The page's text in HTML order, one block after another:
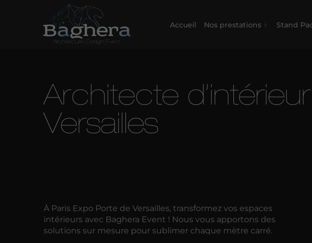
Accueil Nos prestations Stand
Architecte
Versailles
À Paris Expo Porte de Versailles, transformez vos espaces
intérieurs avec Baghera Event ! Nous vous apportons des
solutions sur mesure pour sublimer chaque mètre carré.